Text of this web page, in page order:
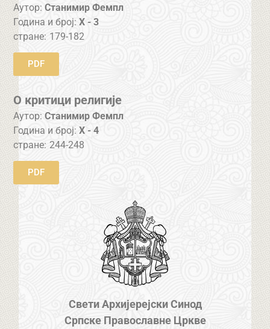
Аутор: Станимир Фемпл
Година и број:X - 3
стране: 179-182
PDF
О критици религије
Аутор: Станимир Фемпл
Година и број:X - 4
стране: 244-248
PDF
Свети Архијерејски Синод
Српске Православне Цркве